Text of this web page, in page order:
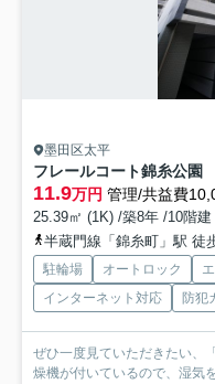
墨田区太平
フレールコート錦糸公園
11.9万円 管理/共益費
25.39㎡ (1K) /築8年 /10階建
半蔵門線「錦糸町」駅 徒
駐輪場 オートロック
インターネット対応
防犯
ぜひ一度見ていただきたい、
燥機が付いているので、湿気